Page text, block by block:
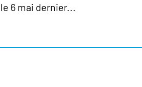
le 6 mai dernier...